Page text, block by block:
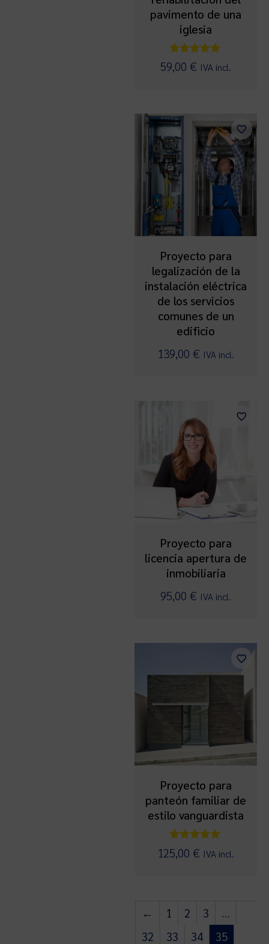
pavimento de una
iglesia
Valorado
con
59,00 € IVA incl.
Proyecto para
legalización de la
instalación eléctrica
de los servicios
comunes de un
edificio
139,00 € IVA incl.
Proyecto para
licencia apertura de
inmobiliaria
95,00 € IVA incl.
Proyecto para
panteón familiar de
estilo vanguardista
Valorado
con
125,00 € IVA incl.
← 1 2 3
…
32
33 34
35